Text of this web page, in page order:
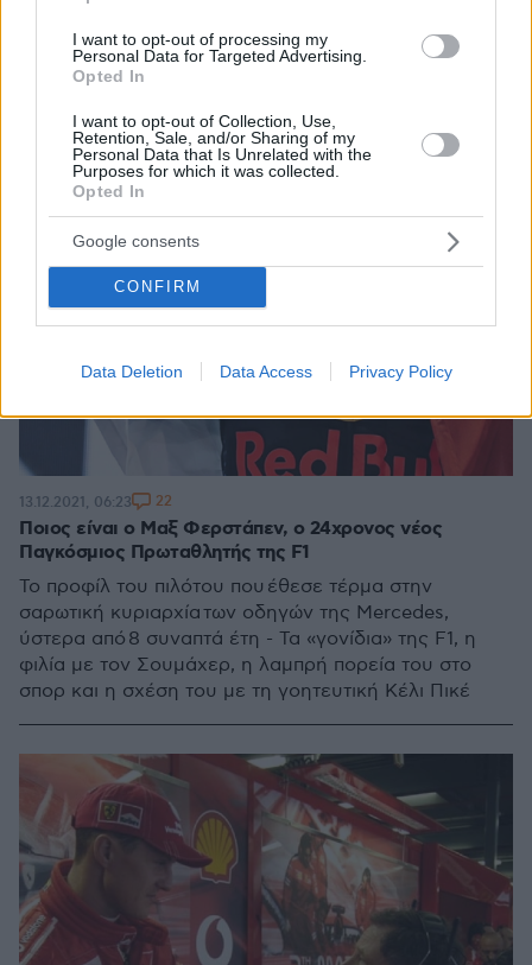
I want to opt-out of processing my
Personal Data for Targeted Advertising.
Opted In
I want to opt-out of Collection, Use,
Retention, Sale, and/or Sharing of my
Personal Data that Is Unrelated with the
Purposes for which it was collected.
Opted In
Google consents
CONFIRM
Data Deletion Data Access Privacy Policy
Ποιος είναι ο Μαξ Φερστάπεν, ο 24χρονος νέος
Παγκόσμιος Πρωταθλητής της F1
Το προφίλ του πιλότου που έθεσε τέρμα στην
σαρωτική κυριαρχία των οδηγών της Mercedes,
ύστερα από 8 συναπτά έτη - Τα «γονίδια» της F1, η
φιλία με τον Σουμάχερ, η λαμπρή πορεία του στο
σπορ και η σχέση του με τη γοητευτική Κέλι Πικέ
13.12.2021, 06:23 22